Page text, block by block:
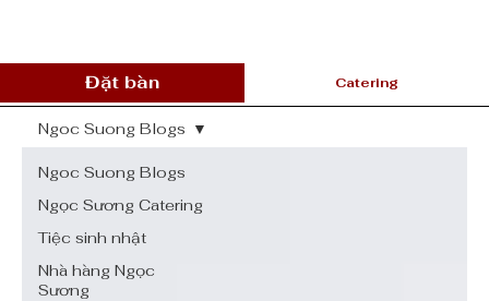
Catering
Đặt bàn
Ngoc Suong Blogs
Ngọc Sương Catering
Tiệc sinh nhật
Nhà hàng Ngọc
Sương
Ngoc Suong Blogs